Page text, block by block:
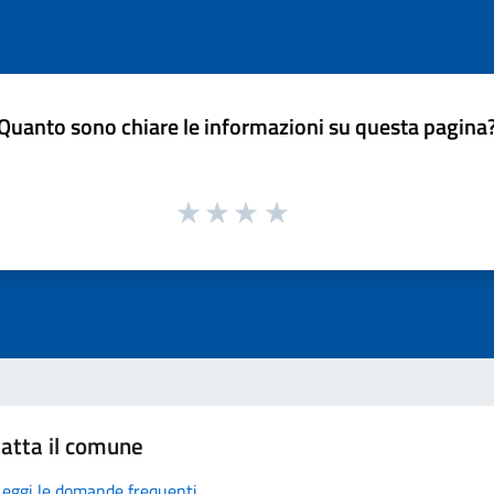
sono chiare le informazioni su questa
il comune